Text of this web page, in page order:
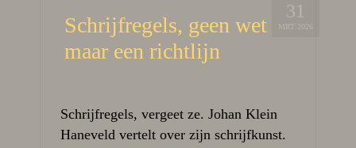
31
MRT 2026
Schrijfregels, geen wet
maar een richtlijn
Schrijfregels, vergeet ze. Johan Klein
Haneveld vertelt over zijn schrijfkunst.